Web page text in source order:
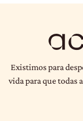
Existimos para
vida para que todas